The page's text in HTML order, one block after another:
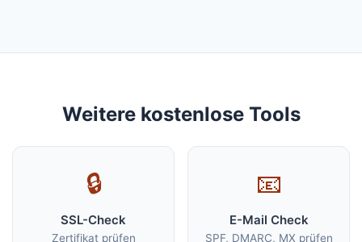
Weitere kostenlose Tools
🔒
SSL-Check
Zertifikat prüfen
📧
E-Mail Check
SPF, DMARC, MX prüfen